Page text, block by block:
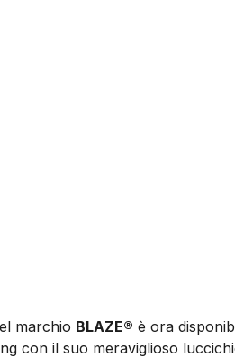
marchio BLAZE® è ora
con il suo meraviglioso